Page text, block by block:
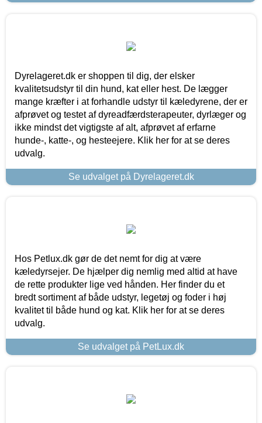
Dyrelageret.dk er shoppen til dig, der elsker
kvalitetsudstyr til din hund, kat eller hest. De lægger
mange kræfter i at forhandle udstyr til kæledyrene, der er
afprøvet og testet af dyreadfærdsterapeuter, dyrlæger og
ikke mindst det vigtigste af alt, afprøvet af erfarne
hunde-, katte-, og hesteejere. Klik her for at se deres
udvalg.
Se udvalget på Dyrelageret.dk
Hos Petlux.dk gør de det nemt for dig at være
kæledyrsejer. De hjælper dig nemlig med altid at have
de rette produkter lige ved hånden. Her finder du et
bredt sortiment af både udstyr, legetøj og foder i høj
kvalitet til både hund og kat. Klik her for at se deres
udvalg.
Se udvalget på PetLux.dk